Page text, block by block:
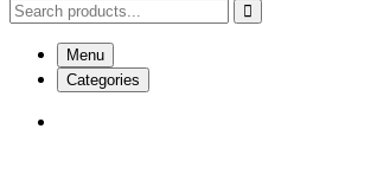
Menu
Categories